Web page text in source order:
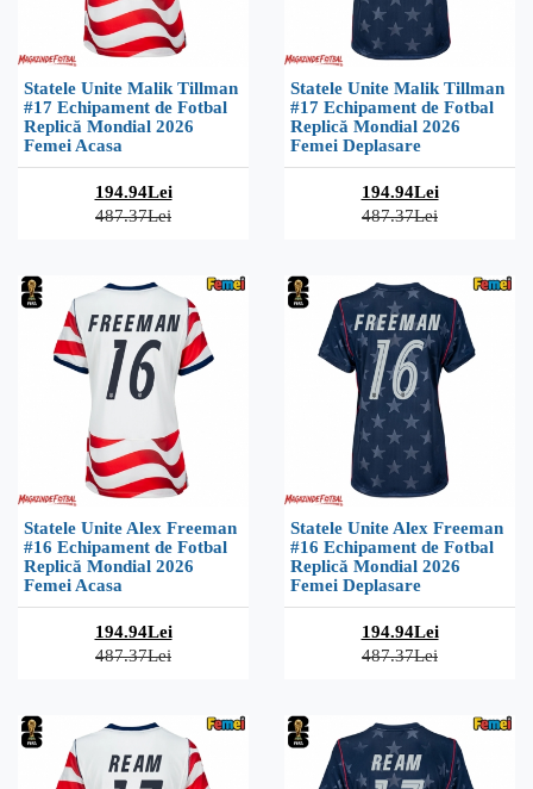
Statele Unite Malik Tillman
#17 Echipament de Fotbal
Replică Mondial 2026
Femei Acasa
194.94Lei
487.37Lei
Statele Unite Malik Tillman
#17 Echipament de Fotbal
Replică Mondial 2026
Femei Deplasare
194.94Lei
487.37Lei
Statele Unite Alex Freeman
#16 Echipament de Fotbal
Replică Mondial 2026
Femei Acasa
194.94Lei
487.37Lei
Statele Unite Alex Freeman
#16 Echipament de Fotbal
Replică Mondial 2026
Femei Deplasare
194.94Lei
487.37Lei